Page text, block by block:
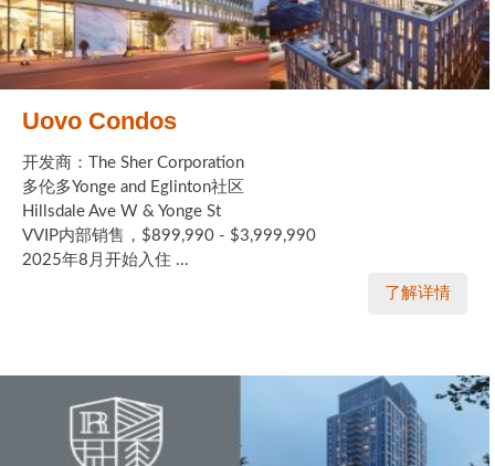
Uovo Condos
开发商：The Sher Corporation
多伦多Yonge and Eglinton社区
Hillsdale Ave W & Yonge St
VVIP内部销售，$899,990 - $3,999,990
2025年8月开始入住 ...
了解详情